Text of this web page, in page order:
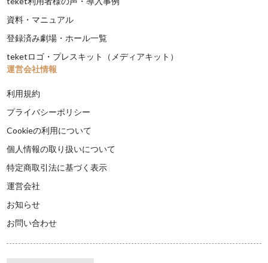
資料・マニュアル
登録済み劇場・ホール一覧
teketロゴ・プレスキット（メディアキット）
運営会社情報
利用規約
プライバシーポリシー
Cookieの利用について
個人情報の取り扱いについて
特定商取引法に基づく表示
運営会社
お知らせ
お問い合わせ